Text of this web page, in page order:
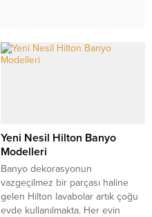
Yeni Nesil Hilton Banyo
Modelleri
Banyo dekorasyonun
vazgeçilmez bir parçası haline
gelen Hilton lavabolar artık çoğu
evde kullanılmakta. Her evin